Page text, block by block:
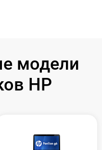
модели
HP